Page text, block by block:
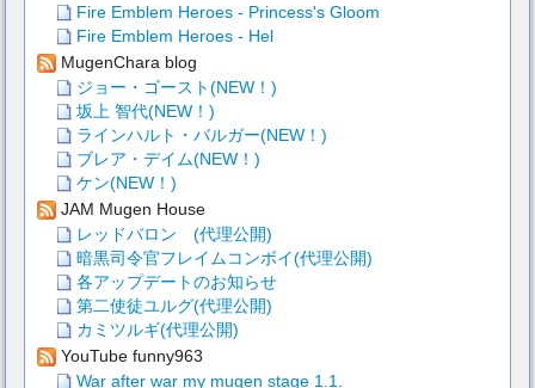
Fire Emblem Heroes - Princess's Gloom
Fire Emblem Heroes - Hel
MugenChara blog
ジョー・ゴースト(NEW！)
坂上 智代(NEW！)
ラインハルト・バルガー(NEW！)
ブレア・デイム(NEW！)
ケン(NEW！)
JAM Mugen House
レッドバロン (代理公開)
暗黒司令官フレイムコンボイ(代理公開)
各アップデートのお知らせ
第二使徒ユルグ(代理公開)
カミツルギ(代理公開)
YouTube funny963
War after war my mugen stage 1.1.